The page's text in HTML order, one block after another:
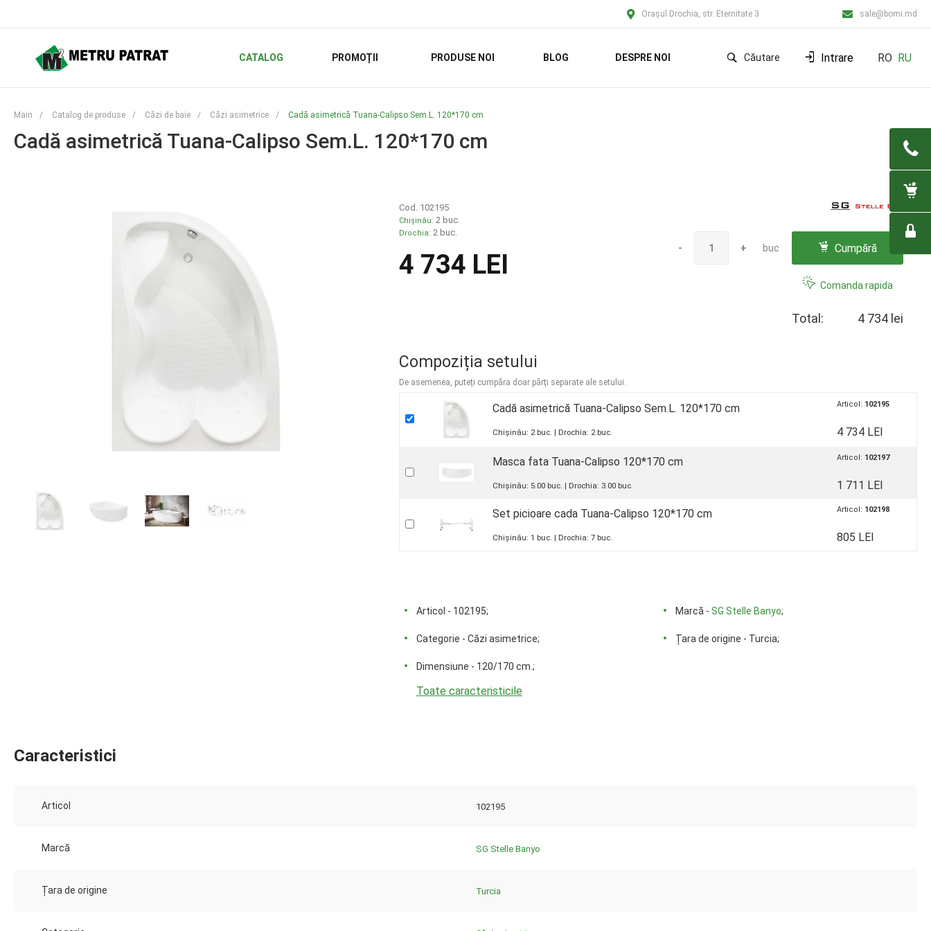
Orașul Drochia, str. Eternitate 3 sale@bomi.md
CATALOG PROMOȚII PRODUSE NOI BLOG DESPRE NOI Căutare Intrare RO RU
Main / Catalog de produse / Căzi de baie / Căzi asimetrice / Cadă asimetrică Tuana-Calipso Sem.L. 120*170 cm
Cadă asimetrică Tuana-Calipso Sem.L. 120*170 cm
Cod. 102195
Chișinău: 2 buc.
Drochia: 2 buc.
4 734 LEI
- + buc Cumpără
Comanda rapida
Total: 4 734 lei
Compoziția setului
De asemenea, puteți cumpăra doar părți separate ale setului.
Cadă asimetrică Tuana-Calipso Sem.L. 120*170 cm
Chișinău: 2buc. Drochia: 2buc.
Articol: 102195
4 734 LEI
Masca fata Tuana-Calipso 120*170 cm
Chișinău: 5.00buc. Drochia: 3.00buc.
Articol: 102197
1 711 LEI
Set picioare cada Tuana-Calipso 120*170 cm
Chișinău: 1 buc. Drochia: 7buc.
Articol: 102198
805 LEI
Articol - 102195; Marcă - SG Stelle Banyo;
Categorie - Căzi asimetrice; Țara de origine - Turcia;
Dimensiune - 120/170 cm.;
Toate caracteristicile
Caracteristici
Articol 102195
Marcă SG Stelle Banyo
Țara de origine Turcia